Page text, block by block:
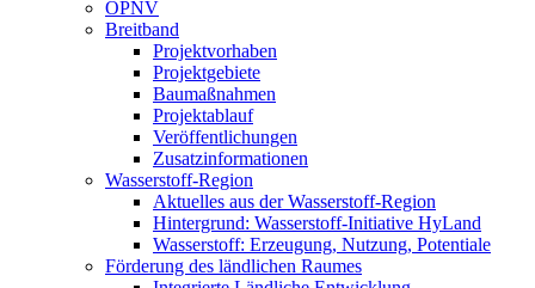
ÖPNV
Breitband
Projektvorhaben
Projektgebiete
Baumaßnahmen
Projektablauf
Veröffentlichungen
Zusatzinformationen
Wasserstoff-Region
Aktuelles aus der Wasserstoff-Region
Hintergrund: Wasserstoff-Initiative HyLand
Wasserstoff: Erzeugung, Nutzung, Potentiale
Förderung des ländlichen Raumes